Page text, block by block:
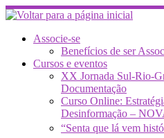
Skip
to
contentAssocie-se
Benefícios de ser
Cursos e eventos
XX Jornada Sul-Rio-
Documentação
Curso Online:
Desinformação –
“Senta que lá vem